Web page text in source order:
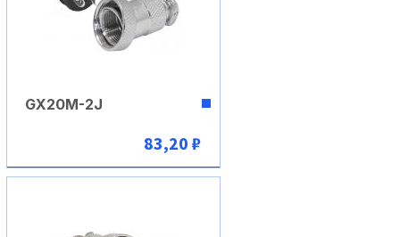
В корзину
GX20M-2J
83,20 ₽